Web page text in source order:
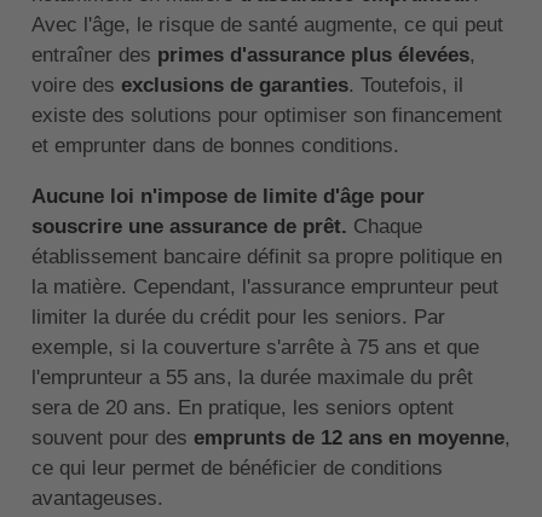
Avec l'âge, le risque de santé augmente, ce qui peut
entraîner des primes d'assurance plus élevées,
voire des exclusions de garanties. Toutefois, il
existe des solutions pour optimiser son financement
et emprunter dans de bonnes conditions.
Aucune loi n'impose de limite d'âge pour
souscrire une assurance de prêt. Chaque
établissement bancaire définit sa propre politique en
la matière. Cependant, l'assurance emprunteur peut
limiter la durée du crédit pour les seniors. Par
exemple, si la couverture s'arrête à 75 ans et que
l'emprunteur a 55 ans, la durée maximale du prêt
sera de 20 ans. En pratique, les seniors optent
souvent pour des emprunts de 12 ans en moyenne,
ce qui leur permet de bénéficier de conditions
avantageuses.